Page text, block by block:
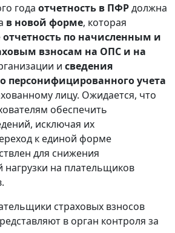
года отчетность в ПФРдолжна
в новой форме, которая
отчетность по начисленным и
взносам на ОПС и на
и сведения
персонифицированного учета
лицу. Ожидается, что
обеспечить
исключая их
к единой форме
для снижения
на плательщиков
страховых взносов
в орган контроля за